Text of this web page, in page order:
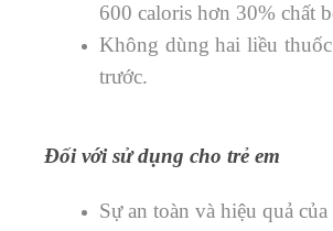
600 caloris hơn 30% chất
Không dùng hai liều
trước.
Đối với sử dụng cho trẻ em
Sự an toàn và hiệu quả